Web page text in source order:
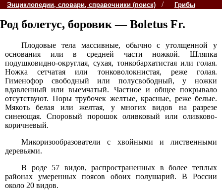
Энциклопедии, словари, справочники (поиск) / Грибы
Род болетус, боровик — Boletus Fr.
Плодовые тела массивные, обычно с утолщенной у
основания или в средней части ножкой. Шляпка
подушковидно-округлая, сухая, тонкобархатистая или голая.
Ножка сетчатая или тонковолокнистая, реже голая.
Гименофор свободный или полусвободный, у ножки
вдавленный или выемчатый. Частное и общее покрывало
отсутствуют. Поры трубочек желтые, красные, реже белые.
Мякоть белая или желтая, у многих видов на разрезе
синеющая. Споровый порошок оливковый или оливково-
коричневый.
Микоризообразователи с хвойными и лиственными
деревьями.
В роде 57 видов, распространенных в более теплых
районах умеренных поясов обоих полушарий. В России
около 20 видов.